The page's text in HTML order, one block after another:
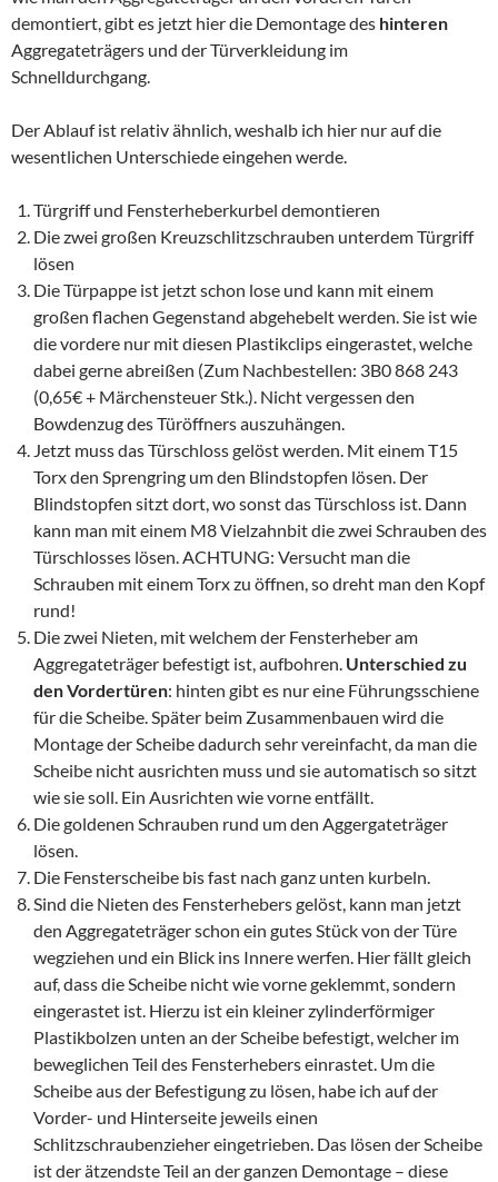
demontiert, gibt es jetzt hier die Demontage des hinteren
Aggregateträgers und der Türverkleidung im
Schnelldurchgang.
Der Ablauf ist relativ ähnlich, weshalb ich hier nur auf die
wesentlichen Unterschiede eingehen werde.
Türgriff und Fensterheberkurbel demontieren
Die zwei großen Kreuzschlitzschrauben unterdem Türgriff
lösen
Die Türpappe ist jetzt schon lose und kann mit einem
großen flachen Gegenstand abgehebelt werden. Sie ist wie
die vordere nur mit diesen Plastikclips eingerastet, welche
dabei gerne abreißen (Zum Nachbestellen: 3B0 868 243
(0,65€ + Märchensteuer Stk.). Nicht vergessen den
Bowdenzug des Türöffners auszuhängen.
Jetzt muss das Türschloss gelöst werden. Mit einem T15
Torx den Sprengring um den Blindstopfen lösen. Der
Blindstopfen sitzt dort, wo sonst das Türschloss ist. Dann
kann man mit einem M8 Vielzahnbit die zwei Schrauben des
Türschlosses lösen. ACHTUNG: Versucht man die
Schrauben mit einem Torx zu öffnen, so dreht man den Kopf
rund!
Die zwei Nieten, mit welchem der Fensterheber am
Aggregateträger befestigt ist, aufbohren. Unterschied zu
den Vordertüren: hinten gibt es nur eine Führungsschiene
für die Scheibe. Später beim Zusammenbauen wird die
Montage der Scheibe dadurch sehr vereinfacht, da man die
Scheibe nicht ausrichten muss und sie automatisch so sitzt
wie sie soll. Ein Ausrichten wie vorne entfällt.
Die goldenen Schrauben rund um den Aggergateträger
lösen.
Die Fensterscheibe bis fast nach ganz unten kurbeln.
Sind die Nieten des Fensterhebers gelöst, kann man jetzt
den Aggregateträger schon ein gutes Stück von der Türe
wegziehen und ein Blick ins Innere werfen. Hier fällt gleich
auf, dass die Scheibe nicht wie vorne geklemmt, sondern
eingerastet ist. Hierzu ist ein kleiner zylinderförmiger
Plastikbolzen unten an der Scheibe befestigt, welcher im
beweglichen Teil des Fensterhebers einrastet. Um die
Scheibe aus der Befestigung zu lösen, habe ich auf der
Vorder- und Hinterseite jeweils einen
Schlitzschraubenzieher eingetrieben. Das lösen der Scheibe
ist der ätzendste Teil an der ganzen Demontage – diese